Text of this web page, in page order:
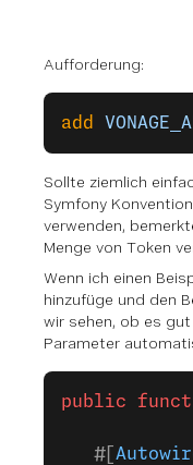
Aufforderung:
add
Sollte ziemlich
Symfony
verwenden,
Menge von Token
Wenn ich einen
hinzufüge und den
wir sehen, ob es
Parameter
public
#[